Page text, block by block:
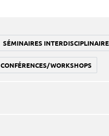
SÉMINAIRES
CONFÉRENCES/WORKSHOPS